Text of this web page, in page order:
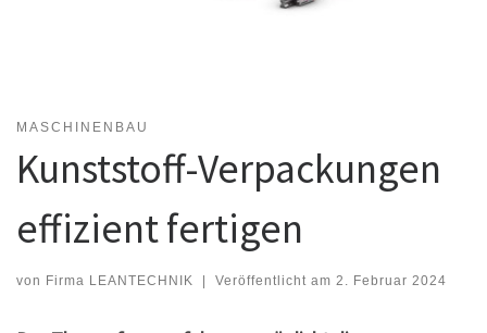
MASCHINENBAU
Kunststoff-Verpackungen
effizient fertigen
von Firma LEANTECHNIK Veröffentlicht am 2. Februar 2024